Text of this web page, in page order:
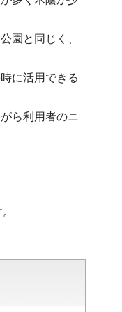
園と同じく、
に活用できる
ら利用者のニ